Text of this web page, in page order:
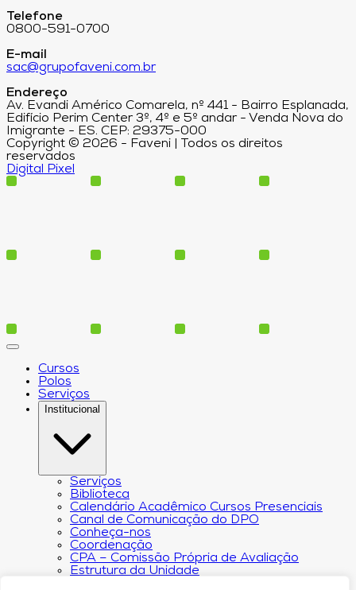
Telefone
0800-591-0700
E-mail
sac@grupofaveni.com.br
Endereço
Av. Evandi Américo Comarela, nº 441 - Bairro Esplanada,
Edifício Perim Center 3º, 4º e 5º andar - Venda Nova do
Imigrante - ES. CEP: 29375-000
Copyright © 2026 - Faveni | Todos os direitos
reservados
Digital Pixel
Cursos
Polos
Serviços
Institucional
Serviços
Biblioteca
Calendário Acadêmico Cursos Presenciais
Canal de Comunicação do DPO
Conheça-nos
Coordenação
CPA – Comissão Própria de Avaliação
Estrutura da Unidade